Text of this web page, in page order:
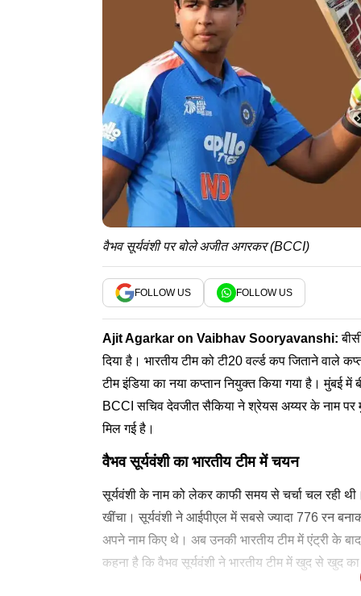
वैभव सूर्यवंशी पर बोले अजीत अगरकर (BCCI)
FOLLOW US FOLLOW US
Ajit Agarkar on Vaibhav Sooryavanshi:
दिया है। भारतीय टीम को टी20 वर्ल्ड कप जिताने वाले
टीम इंडिया का नया कप्तान नियुक्त किया गया है। मुंबई
BCCI सचिव देवजीत सैकिया ने श्रेयस अय्यर के नाम पर
मिल गई है।
वैभव सूर्यवंशी का भारतीय टीम में चयन
सूर्यवंशी के नाम को लेकर काफी समय से चर्चा चल रही
खींचा। सूर्यवंशी ने आईपीएल में सबसे ज्यादा 776 रन
अपने नाम किए थे। अब उनकी भारतीय टीम में एंट्री के
कहना है कि वैभव सूर्यवंशी ने भारतीय टीम में खुद से खुद